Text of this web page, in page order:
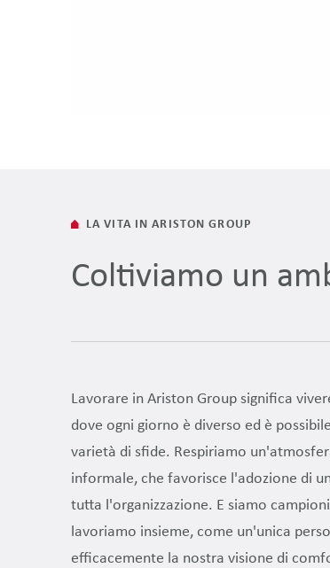
LA VITA IN ARISTON GROUP
Coltiviamo un
Lavorare in Ariston Group significa
dove ogni giorno è diverso ed è
varietà di sfide. Respiriamo
informale, che favorisce l'adozione di
tutta l'organizzazione. E siamo
lavoriamo insieme, come un'unica
efficacemente la nostra visione di